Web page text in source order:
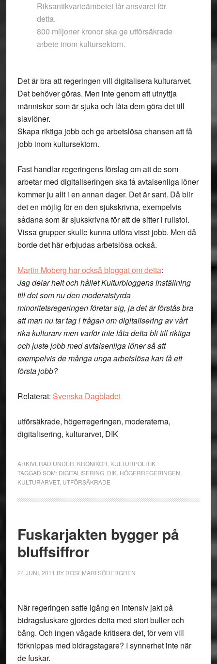
Riksantikvarieämbetet får ansvaret för
detta.
800 miljoner kronor ska ge utförsäkrade
arbete inom kultursektorn.
Det är bra att regeringen vill digitalisera kulturarvet.
Det behöver göras. Men inte genom att utnyttja
människor som är sjuka och låta dem göra det till
slavlöner.
Skapa riktiga jobb och ge arbetslösa chansen att få
jobb inom kultursektorn.
Fast handlar regeringens förslag om att de som
arbetar med digitaliseringen ska få avtalsenliga löner
kommer ju allt i en annan dager. Det är sant. Då blir
det en möjlig för en den sjukskrivna, exempelvis
sådana som är sjukskrivna för att de sitter i rullstol.
Vissa grupper skulle kunna utföra visst jobb. Men då
borde det här erbjudas arbetslösa också.
Martin Moberg har också bloggat om detta:
Jag delar helt och hållet Kulturbloggens inställning
till det som nu den moderatstyrda
minoritetsregeringen företar sig, ja det är förstås bra
att man nu tar tag i frågan om digitalisering av vårt
rika kulturarv men varför inte låta detta bli till riktiga
och juste jobb med avtalsenliga löner så att
exempelvis de många unga arbetslösa kan få ett
första jobb?
Relaterat: Svenska Dagbladet
utförsäkrade, högerregeringen, moderaterna,
digitalisering, kulturarvet, DIK
ARKIVERAD UNDER: KRÖNIKOR KULTURPOLITIK
TAGGAD SOM: DIGITALISERING, DIK, HÖGERREGERINGEN
KULTURARVET, UTFÖRSÄKRADE
Fuskarjakten bygger på
bluffsiffror
24 JUNI, 2011 BY ROSEMARI SÖDERGREN
När regeringen satte igång en intensiv jakt på
bidragsfuskare gjordes detta med stort buller och
bång. Och ingen vågade kritisera det, för vem vill
förknippas med bidragstagare? I synnerhet inte när
de fuskar.